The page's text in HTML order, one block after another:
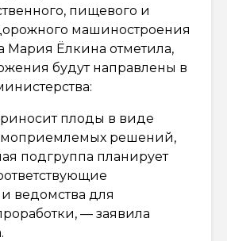
пищевого и
машиностроения
Мария Ёлкина отметила,
будут направлены в
плоды в виде
решений,
подгруппа планирует
ведомства для
— заявила